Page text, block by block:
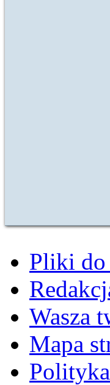
Pliki do
Wasza
Mapa